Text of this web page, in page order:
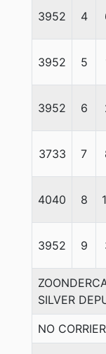
3952 4
3952 5
3952 6
3733 7
4040 8
3952 9
SILVER
NO